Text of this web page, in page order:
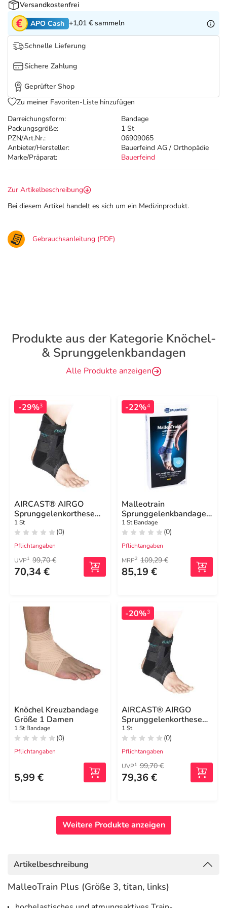
Tierapotheke
Vitamine & Mineralstoffe
Marken
Salus Deals
Darreichungsform:
Bandage
Packungsgröße:
1 St
PZN/Art.Nr.:
06909065
Anbieter/Hersteller:
Bauerfeind AG / Orthopädie
Marke/Präparat:
Bauerfeind
Versandkostenfrei
APO Cash +1,01 € sammeln
Schnelle Lieferung
Sichere Zahlung
Geprüfter Shop
Zu meiner Favoriten-Liste hinzufügen
Zur Artikelbeschreibung
Bei diesem Artikel handelt es sich um ein Medizinprodukt.
Gebrauchsanleitung (PDF)
Produkte aus der Kategorie Knöchel-
& Sprunggelenkbandagen
Alle Produkte anzeigen
-29%3
AIRCAST® AIRGO
Sprunggelenkorthese
rechts M
1 St
(0)
Pflichtangaben
UVP1 99,70 €
70,34 €
-22%4
Malleotrain
Sprunggelenkbandage
Größe 3 links titan
1 St Bandage
(0)
Pflichtangaben
MRP2 109,29 €
85,19 €
Knöchel Kreuzbandage
Größe 1 Damen
1 St Bandage
(0)
Pflichtangaben
5,99 €
-20%3
AIRCAST® AIRGO
Sprunggelenkorthese
links L
1 St
(0)
Pflichtangaben
UVP1 99,70 €
79,36 €
Weitere Produkte anzeigen
Artikelbeschreibung
MalleoTrain Plus (Größe 3, titan, links)